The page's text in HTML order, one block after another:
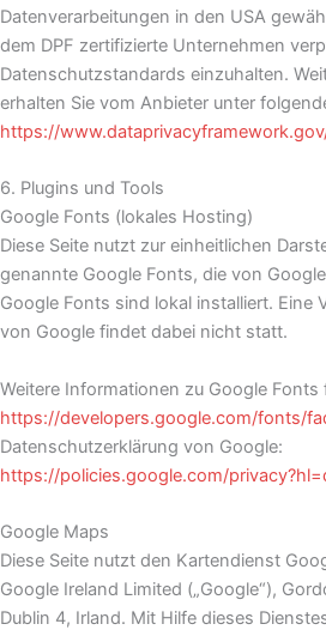
Datenverarbeitungen in den USA
dem DPF zertifizierte Unternehmen
Datenschutzstandards einzuhalten.
erhalten Sie vom Anbieter unter
https://
6. Plugins und Tools
Google Fonts (lokales Hosting)
Diese Seite nutzt zur einheitlichen
genannte Google Fonts, die von
Google Fonts sind lokal installiert. Eine
von Google findet dabei nicht statt.
Weitere Informationen zu Google Fonts
https://developers.google.com/fonts/
Datenschutzerklärung von Google:
https://policies.google.com/
Google Maps
Diese Seite nutzt den Kartendienst
Google Ireland Limited („Google“),
Dublin 4, Irland. Mit Hilfe dieses